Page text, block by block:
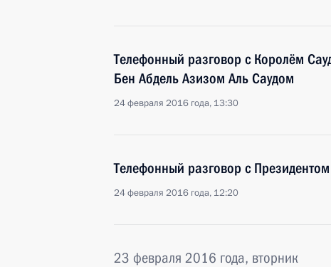
Телефонный разговор с Королём
Бен Абдель Азизом Аль Саудом
24 февраля 2016 года, 13:30
Телефонный разговор с
24 февраля 2016 года, 12:20
23 февраля 2016 года, вторник